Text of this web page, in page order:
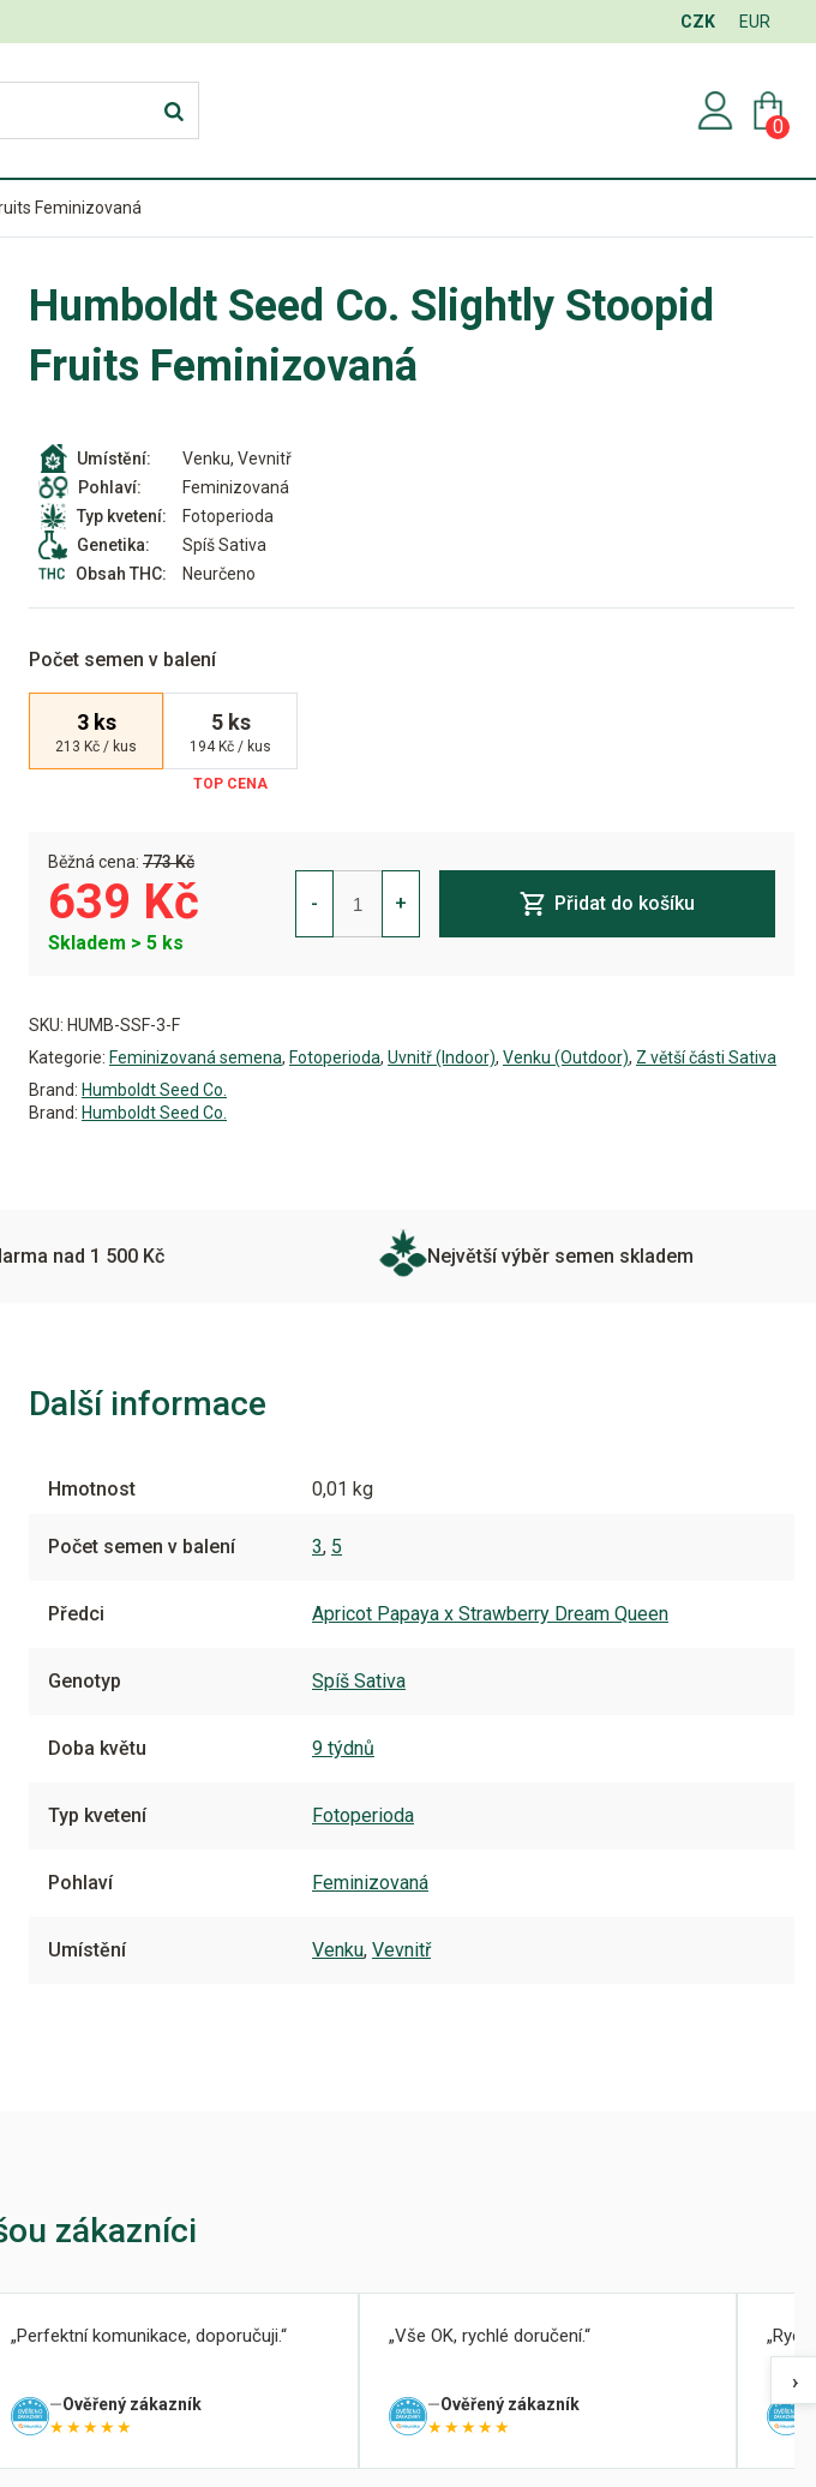
CZK EUR
0
Feminizovaná
Humboldt Seed Co. Slightly Stoopid
Fruits Feminizovaná
Umístění:
Venku, Vevnitř
Pohlaví:
Feminizovaná
Typ kvetení:
Fotoperioda
Genetika:
Spíš Sativa
Obsah THC:
Neurčeno
Počet semen v balení
3 ks
213 Kč / kus
5 ks
194 Kč / kus
Běžná cena: 773 Kč
639 Kč
Skladem > 5 ks
-
Slightly
Stoopid
Fruits
Feminizovaná
+ Přidat do košíku
SKU: HUMB-SSF-3-F
Kategorie: Feminizovaná semena, Fotoperioda, Uvnitř (Indoor), Venku (Outdoor), Z větší části Sativa
Brand: Humboldt Seed Co.
Brand: Humboldt Seed Co.
nad 1 500 Kč Největší výběr semen skladem
Další informace
Hmotnost 0,01 kg
Počet semen v balení 3, 5
Předci Apricot Papaya x Strawberry Dream Queen
Genotyp Spíš Sativa
Doba květu 9 týdnů
Typ kvetení Fotoperioda
Pohlaví Feminizovaná
Umístění Venku, Vevnitř
zákazníci
Perfektní komunikace, doporučuji.
Ověřený zákazník
★★★★★
Vše OK, rychlé doručení.
Ověřený zákazník
★★★★★
›